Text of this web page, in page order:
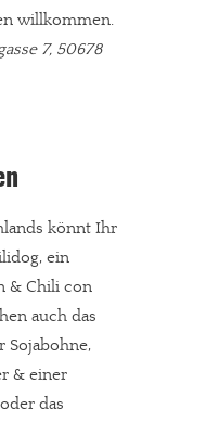
willkommen.
7, 50678
könnt Ihr
ein
& Chili con
auch das
Sojabohne,
& einer
das